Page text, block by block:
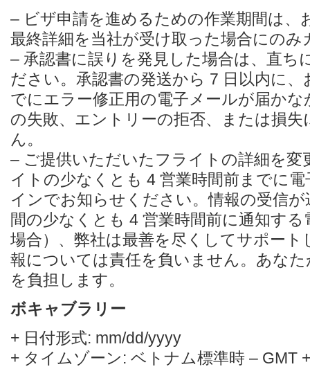
– ビザ申請を進めるための作業期間は、
最終詳細を当社が受け取った場合にの
– 承認書に誤りを発見した場合は、直ち
ださい。承認書の発送から 7 日以内に
でにエラー修正用の電子メールが届か
の失敗、エントリーの拒否、または損
ん。
– ご提供いただいたフライトの詳細を変
イトの少なくとも 4 営業時間前までに
インでお知らせください。情報の受信
間の少なくとも 4 営業時間前に通知す
場合）、弊社は最善を尽くしてサポー
報については責任を負いません。あな
を負担します。
ボキャブラリー
+ 日付形式: mm/dd/yyyy
+ タイムゾーン: ベトナム標準時 – GMT